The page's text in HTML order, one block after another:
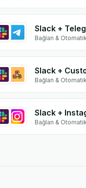
Slack +
Bağlan &
Slack +
Bağlan &
Slack +
Bağlan &